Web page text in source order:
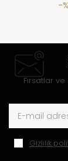
Fırsatlar
Gizlilik